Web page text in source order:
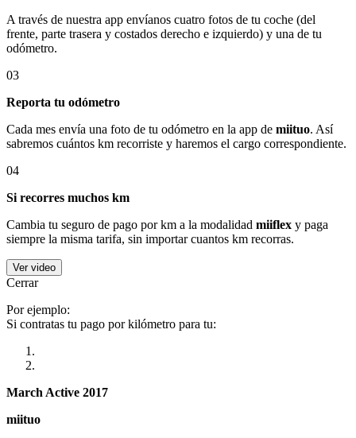
A través de nuestra app envíanos cuatro fotos de tu coche (del
frente, parte trasera y costados derecho e izquierdo) y una de tu
odómetro.
03
Reporta tu odómetro
Cada mes envía una foto de tu odómetro en la app de miituo. Así
sabremos cuántos km recorriste y haremos el cargo correspondiente.
04
Si recorres muchos km
Cambia tu seguro de pago por km a la modalidad miiflex y paga
siempre la misma tarifa, sin importar cuantos km recorras.
Ver video
Cerrar
Por ejemplo:
Si contratas tu pago por kilómetro para tu:
March Active 2017
miituo